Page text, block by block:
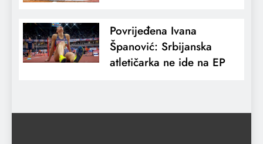
Povrijeđena Ivana
Španović: Srbijanska
atletičarka ne ide na EP